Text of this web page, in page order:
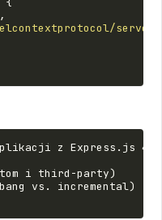
,
z Express.js 4
i third-party)
vs. incremental)